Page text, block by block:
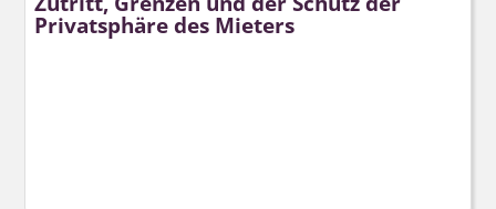
Privatsphäre des Mieters